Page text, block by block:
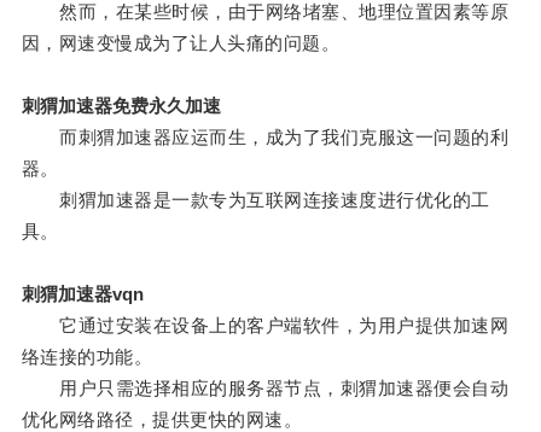
然而，在某些时候，由于网络堵塞、地理位置因素等原
因，网速变慢成为了让人头痛的问题。
刺猬加速器免费永久加速
而刺猬加速器应运而生，成为了我们克服这一问题的利
器。
刺猬加速器是一款专为互联网连接速度进行优化的工
具。
刺猬加速器vqn
它通过安装在设备上的客户端软件，为用户提供加速网
络连接的功能。
用户只需选择相应的服务器节点，刺猬加速器便会自动
优化网络路径，提供更快的网速。